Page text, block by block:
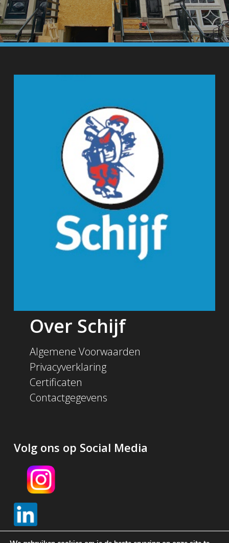
Over Schijf
Algemene Voorwaarden
Privacyverklaring
Certificaten
Contactgegevens
Volg ons op Social Media